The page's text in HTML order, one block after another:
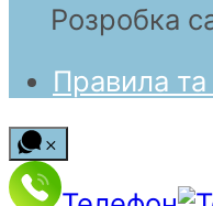
Розробка
Правила